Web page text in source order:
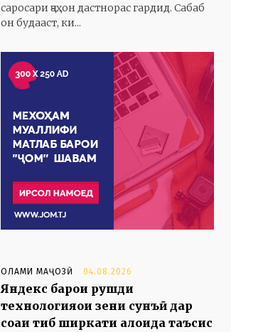
саросари ҷаҳон дастнорас гардид. Сабаб
он будааст, ки...
ОЛАМИ МАҶОЗӢ 04.08.2026
Яндекс барои рушди
технологияҳои зеҳни сунъӣ дар
соҳаи тиб ширкати алоҳида таъсис